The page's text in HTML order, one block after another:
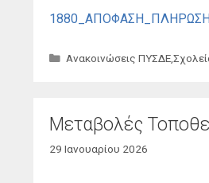
Κατηγορίες
Ανακοινώσεις ΠΥΣΔΕ,
Μεταβολές
29 Ιανουαρίου 2026